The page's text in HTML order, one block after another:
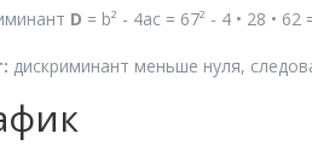
D = b² - 4ac = 67² - 4 • 28 •
дискриминант меньше нуля,